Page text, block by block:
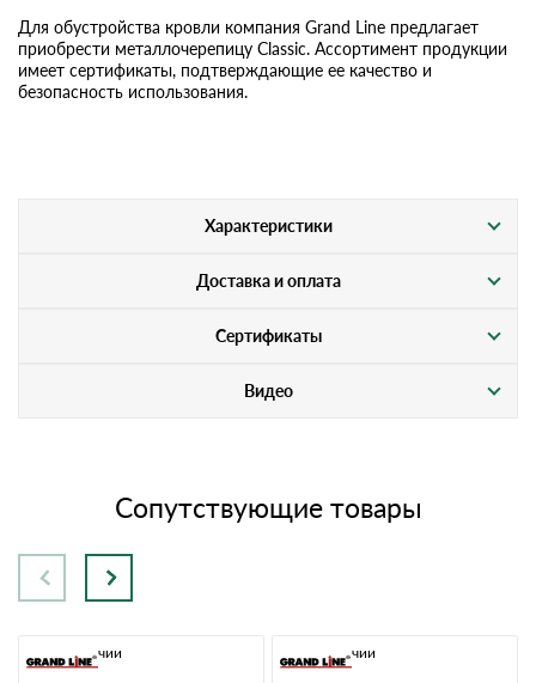
Для обустройства кровли компания Grand Line предлагает
приобрести металлочерепицу Classic. Ассортимент продукции
имеет сертификаты, подтверждающие ее качество и
безопасность использования.
Характеристики
Доставка и оплата
Сертификаты
Видео
Сопутствующие товары
В наличии В наличии